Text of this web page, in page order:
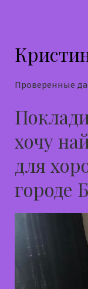
Проверенные
хочу
для
городе